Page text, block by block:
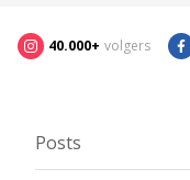
40.000+ volgers
Posts